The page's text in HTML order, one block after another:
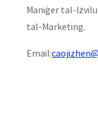
Maniġer tal-
tal-Marketing.
Email: